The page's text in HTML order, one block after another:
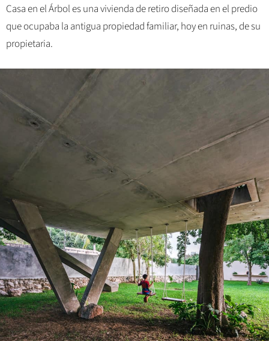
Casa en el Árbol es una vivienda de retiro diseñada en el predio
que ocupaba la antigua propiedad familiar, hoy en ruinas, de su
propietaria.